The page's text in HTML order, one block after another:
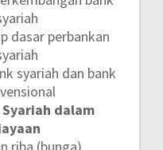
dasar perbankan
syariah dan bank
dalam
riba (bunga)